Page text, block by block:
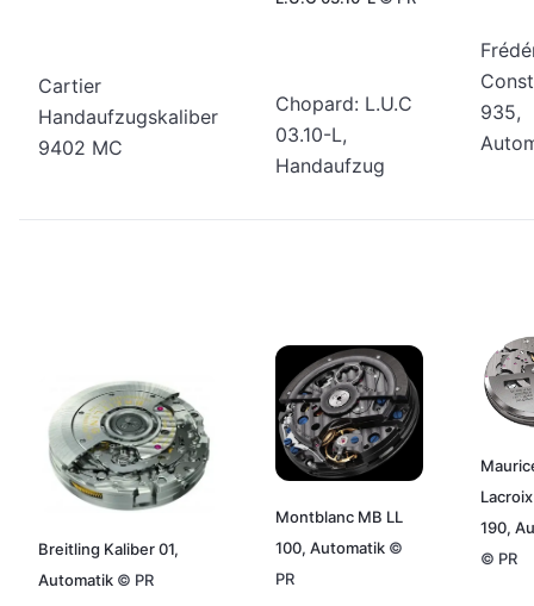
Cartier
Handaufzugskaliber
9402 MC
Chopard: L.U.C
03.10-L,
Handaufzug
935,
Breitling Kaliber 01,
Automatik © PR
Montblanc MB LL
100, Automatik ©
PR
190,
© PR